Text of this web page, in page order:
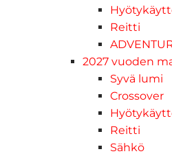
Reitti
2027 vuoden
Syvä lumi
Crossover
Reitti
Sähkö